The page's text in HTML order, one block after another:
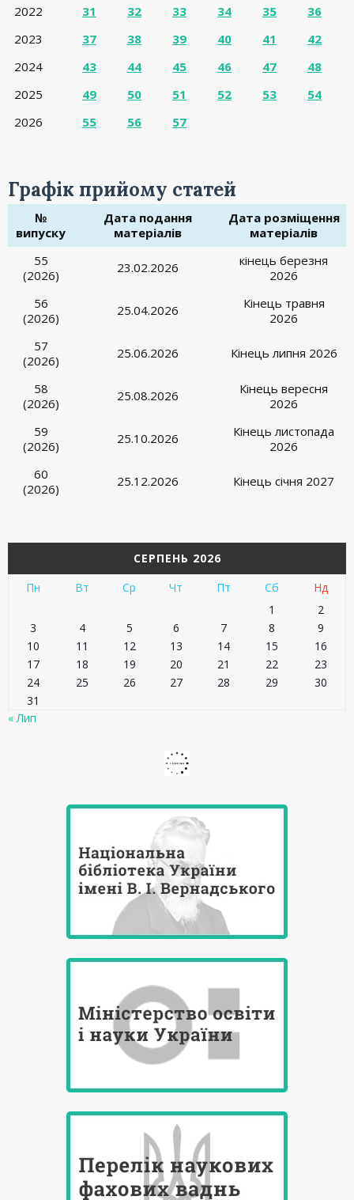
2022
31 32 33 34 35
36
2023
37 38 39 40 41
42
2024
43 44 45 46 47
48
2025
49 50 51 52 53
54
2026
55 56 57
Графік прийому статей
№
випуску
Дата подання
матеріалів
Дата розміщення
матеріалів
55
(2026)
23.02.2026
кінець березня
2026
56
(2026)
25.04.2026
Кінець травня
2026
57
(2026)
25.06.2026 Кінець липня 2026
58
(2026)
25.08.2026
Кінець вересня
2026
59
(2026)
25.10.2026
Кінець листопада
2026
60
(2026)
25.12.2026 Кінець січня 2027
СЕРПЕНЬ 2026
Пн
Вт Ср Чт Пт Сб
Нд
1
2
3
4 5 6 7 8
9
10
11 12 13 14 15
16
17
18 19 20 21 22
23
24
25 26 27 28 29
30
31
« Лип